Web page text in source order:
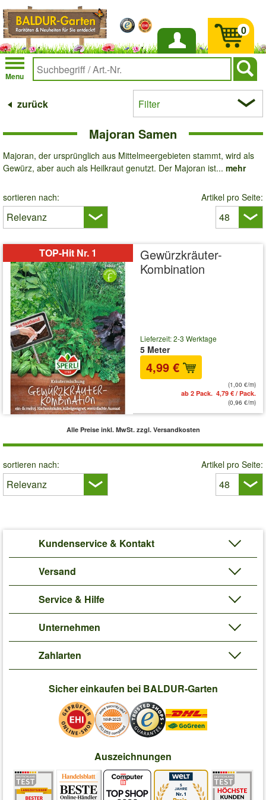
Anmelden
Menu
0
zurück Filter
Majoran Samen
Majoran, der ursprünglich aus Mittelmeergebieten stammt, wird als
Gewürz, aber auch als Heilkraut genutzt. Der Majoran ist... mehr
sortieren nach: Artikel pro Seite:
TOP-Hit Nr. 1
Gewürzkräuter-
Kombination
Lieferzeit: 2-3 Werktage
5 Meter
4,99 €
(1,00 €/m)
ab 2 Pack. 4,79 € / Pack.
(0,96 €/m)
Alle Preise inkl. MwSt. zzgl. Versandkosten
sortieren nach: Artikel pro Seite:
Kundenservice & Kontakt
Versand
Service & Hilfe
Unternehmen
Zahlarten
Sicher einkaufen bei BALDUR-Garten
Auszeichnungen